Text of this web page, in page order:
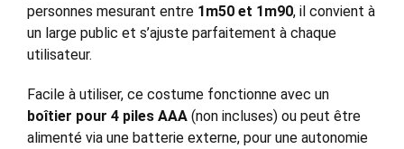
personnes mesurant entre 1m50 et 1m90, il convient à
un large public et s’ajuste parfaitement à chaque
utilisateur.
Facile à utiliser, ce costume fonctionne avec un
boîtier pour 4 piles AAA (non incluses) ou peut être
alimenté via une batterie externe, pour une autonomie